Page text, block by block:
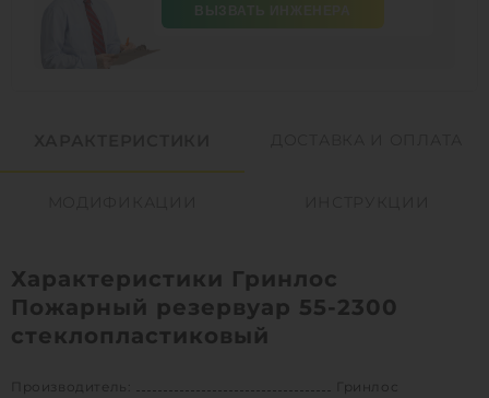
Характеристики Гринлос
Пожарный резервуар 55-2300
стеклопластиковый
Производитель:
Гринлос